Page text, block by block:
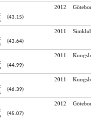
2012
(43.15)
2011
(43.64)
2011
(44.99)
2011
(46.39)
2012
(45.07)